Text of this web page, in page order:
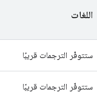
اللغات
ستتوفّر الترجمات قريبًا
ستتوفّر الترجمات قريبًا